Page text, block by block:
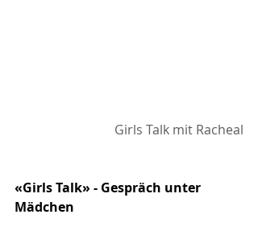
Girls Talk mit Racheal
«Girls Talk» - Gespräch unter
Mädchen